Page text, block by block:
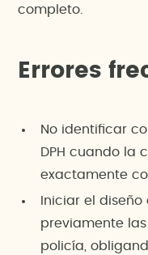
completo.
Errores
No identificar
DPH cuando la
exactamente
Iniciar el
previamente
policía,